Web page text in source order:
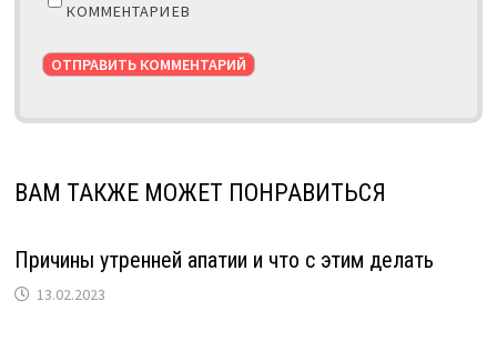
КОММЕНТАРИЕВ
ВАМ ТАКЖЕ МОЖЕТ ПОНРАВИТЬСЯ
Причины утренней апатии и что с этим делать
13.02.2023